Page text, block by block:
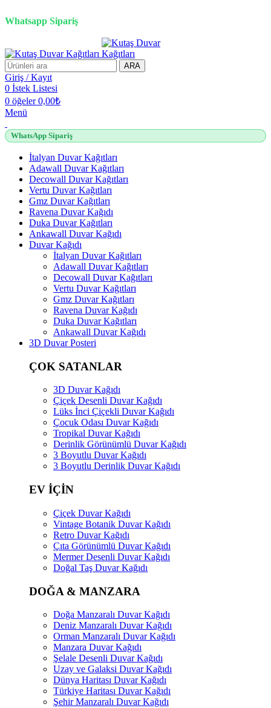
Whatsapp Sipariş
ARA
Giriş / Kayıt
0 İstek Listesi
0 öğeler 0,00₺
Menü
WhatsApp Sipariş
İtalyan Duvar Kağıtları
Adawall Duvar Kağıtları
Decowall Duvar Kağıtları
Vertu Duvar Kağıtları
Gmz Duvar Kağıtları
Ravena Duvar Kağıdı
Duka Duvar Kağıtları
Ankawall Duvar Kağıdı
Duvar Kağıdı
İtalyan Duvar Kağıtları
Adawall Duvar Kağıtları
Decowall Duvar Kağıtları
Vertu Duvar Kağıtları
Gmz Duvar Kağıtları
Ravena Duvar Kağıdı
Duka Duvar Kağıtları
Ankawall Duvar Kağıdı
3D Duvar Posteri
ÇOK SATANLAR
3D Duvar Kağıdı
Çiçek Desenli Duvar Kağıdı
Lüks İnci Çiçekli Duvar Kağıdı
Çocuk Odası Duvar Kağıdı
Tropikal Duvar Kağıdı
Derinlik Görünümlü Duvar Kağıdı
3 Boyutlu Duvar Kağıdı
3 Boyutlu Derinlik Duvar Kağıdı
EV İÇİN
Çiçek Duvar Kağıdı
Vintage Botanik Duvar Kağıdı
Retro Duvar Kağıdı
Çıta Görünümlü Duvar Kağıdı
Mermer Desenli Duvar Kağıdı
Doğal Taş Duvar Kağıdı
DOĞA & MANZARA
Doğa Manzaralı Duvar Kağıdı
Deniz Manzaralı Duvar Kağıdı
Orman Manzaralı Duvar Kağıdı
Manzara Duvar Kağıdı
Şelale Desenli Duvar Kağıdı
Uzay ve Galaksi Duvar Kağıdı
Dünya Haritası Duvar Kağıdı
Türkiye Haritası Duvar Kağıdı
Şehir Manzaralı Duvar Kağıdı